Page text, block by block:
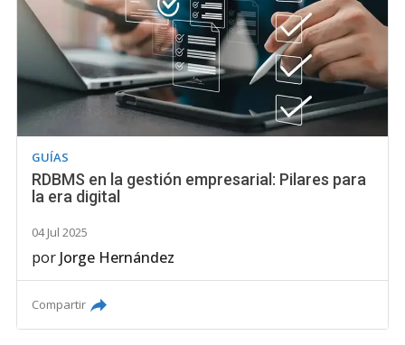
GUÍAS
RDBMS en la gestión empresarial: Pilares para
la era digital
04 Jul 2025
por Jorge Hernández
Compartir